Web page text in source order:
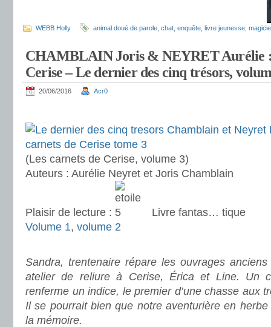
WEBB Holly animal doué de parole chat enquête livre jeunesse
CHAMBLAIN Joris & NEYRET Aurélie :
Cerise – Le dernier des cinq trésors,
20/06/2016 Acr0
(Les carnets de Cerise, volume 3)
Auteurs : Aurélie Neyret et Joris Chamblain
Plaisir de lecture :
Livre fantas… tique
Volume 1, volume 2
Sandra, trentenaire répare les ouvrages
atelier de reliure à Cerise, Érica et Line. Un
renferme un indice, le premier d’une chasse aux
Il se pourrait bien que notre aventurière en
la mémoire.